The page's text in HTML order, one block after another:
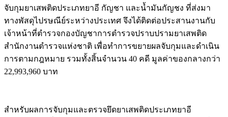
จับกุมยาเสพติดประเภทยาอี กัญชา และน้ำมันกัญชง ที่ส่งมา
ทางพัสดุไปรษณีย์ระหว่างประเทศ จึงได้ติดต่อประสานงานกับ
เจ้าหน้าที่ตำรวจกองบัญชาการตำรวจปราบปรามยาเสพติด
สำนักงานตำรวจแห่งชาติ เพื่อทำการขยายผลจับกุมและดำเนิน
การตามกฎหมาย รวมทั้งสิ้นจำนวน 40 คดี มูลค่าของกลางกว่า
22,993,960 บาท
สำหรับผลการจับกุมและตรวจยึดยาเสพติดประเภทยาอี